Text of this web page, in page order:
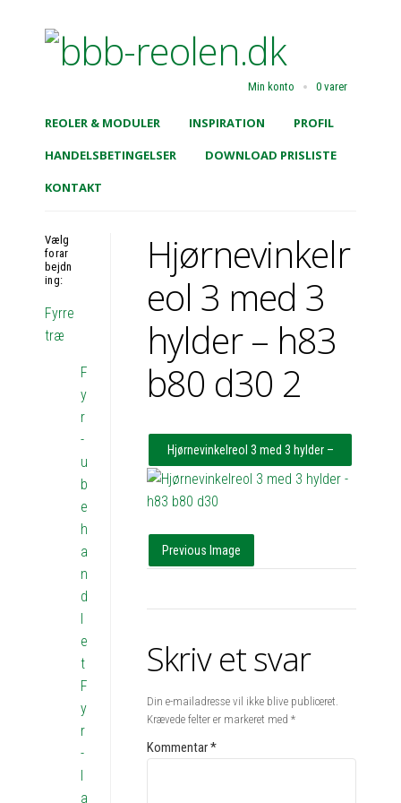
Min konto 0 varer
REOLER & MODULER INSPIRATION
PROFIL
HANDELSBETINGELSER
DOWNLOAD PRISLISTE
KONTAKT
Hjørnevinkelr
eol 3 med 3
hylder – h83
b80 d30 2
Hjørnevinkelreol 3 med 3 hylder –
h83 b51x49 d30
Previous Image
Skriv et svar
Din e-mailadresse vil ikke blive publiceret.
Krævede felter er markeret med*
Kommentar*
Vælg
forar
bejdn
ing:
Fyrre
træ
F
y
r
-
u
b
e
h
a
n
d
l
e
t
F
y
r
-
l
a